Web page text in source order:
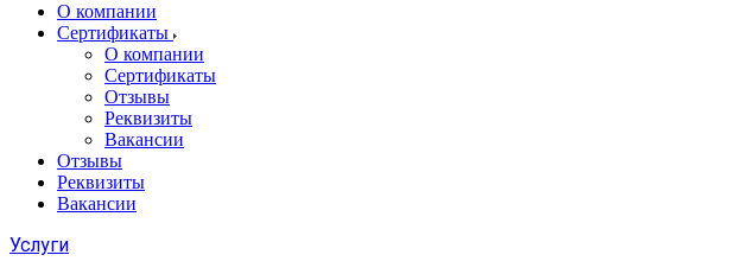
О компании
Сертификаты
О компании
Сертификаты
Отзывы
Реквизиты
Вакансии
Отзывы
Реквизиты
Вакансии
Услуги